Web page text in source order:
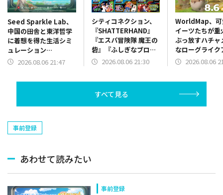
Seed Sparkle Lab、
中国の田舎と東洋哲学
に着想を得た生活シミ
ュレーション
『Starsand Island』
2026.08.06 21:47
シティコネクション、
『SHATTERHAND』
『エスパ冒険隊 魔王の
砦』『ふしぎなブロビ
ー ブロバニアの危機』
2026.08.06 21:30
WorldMap、可
イーツたちが重
ぶっ放すハチャ
なローグライク
ョン『チョコレ
2026.08.06
すべて見る
事前登録
あわせて読みたい
事前登録